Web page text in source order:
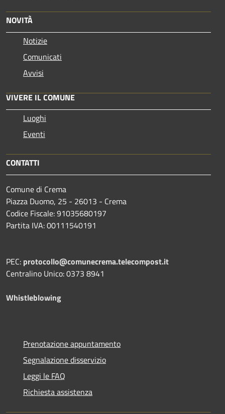
NOVITÀ
Notizie
Comunicati
Avvisi
VIVERE IL COMUNE
Luoghi
Eventi
CONTATTI
Comune di Crema
Piazza Duomo, 25 - 26013 - Crema
Codice Fiscale: 91035680197
Partita IVA: 00111540191
PEC: protocollo@comunecrema.telecompost.it
Centralino Unico: 0373 8941
Whistleblowing
Prenotazione appuntamento
Segnalazione disservizio
Leggi le FAQ
Richiesta assistenza